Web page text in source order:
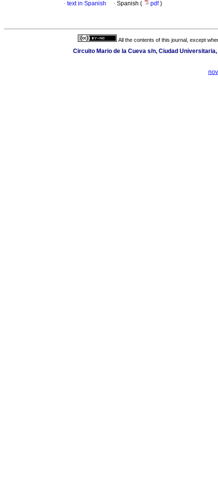
· text in Spanish · Spanish ( pdf)
All the contents of this journal, except
Circuito Mario de la Cueva s/n, Ciudad